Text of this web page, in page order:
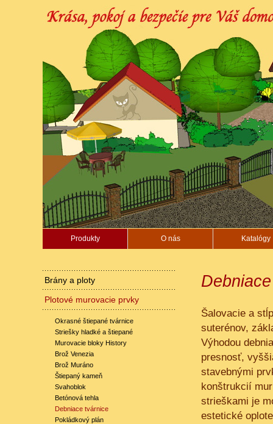
Produkty O nás Katalógy
Brány a ploty
Plotové murovacie prvky
Okrasné štiepané tvárnice
Striešky hladké a štiepané
Murovacie bloky History
Brož Venezia
Brož Muráno
Štiepaný kameň
Svahoblok
Betónová tehla
Debniace tvárnice
Pokládkový plán
Šalovacie a
suterénov,
Výhodou
presnosť,
stavebnými
konštrukcií
strieškami je
estetické